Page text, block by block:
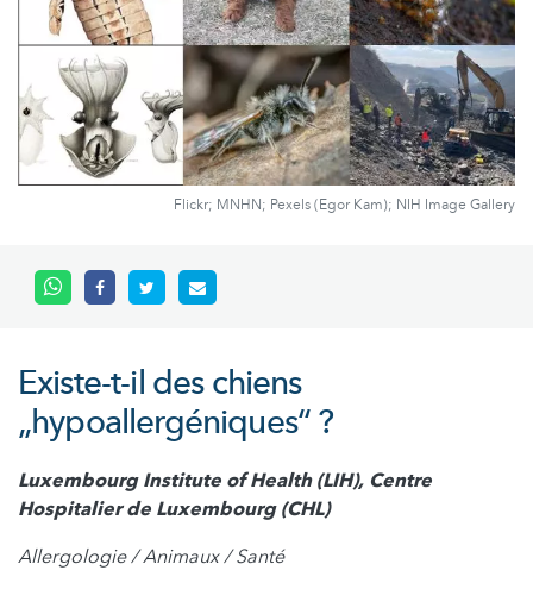
Flickr; MNHN; Pexels (Egor Kam); NIH Image Gallery
Existe-t-il des chiens
„hypoallergéniques“ ?
Luxembourg Institute of Health (LIH), Centre
Hospitalier de Luxembourg (CHL)
Allergologie / Animaux / Santé